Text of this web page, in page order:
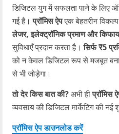
डिजिटल युग में सफलता पाने के लिए
गई है।प्रॉमिस ऐपएक बेहतरीन
लेजर, इलेक्ट्रॉनिक प्रमाण और
सुविधाएँ प्रदान करता है।सिर्फ ₹5
को न केवल डिजिटल रूप से मजबूत
से भी जोड़ेगा।
तो देर किस बात की?अभी हीप्रॉमिस
व्यवसाय की डिजिटल मार्केटिंग की
प्रॉमिस ऐप डाउनलोड करें